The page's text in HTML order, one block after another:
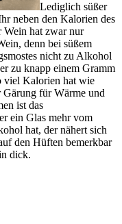
Lediglich süßer
neben den Kalorien des
Wein hat zwar nur
denn bei süßem
nicht zu Alkohol
zu knapp einem Gramm
viel Kalorien hat wie
Gärung für Wärme und
ist das
ein Glas mehr vom
hat, der nähert sich
den Hüften bemerkbar
dick.